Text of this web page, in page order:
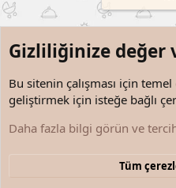
Şartlar ve kurallar
Gizliliğinize değer
Bu sitenin çalışması için temel
geliştirmek için isteğe bağlı
Daha fazla bilgi görün ve
Tüm